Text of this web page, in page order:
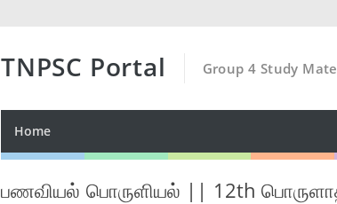
TNPSC Portal Group 4 Study
Home
பணவியல் பொருளியல் || 12th